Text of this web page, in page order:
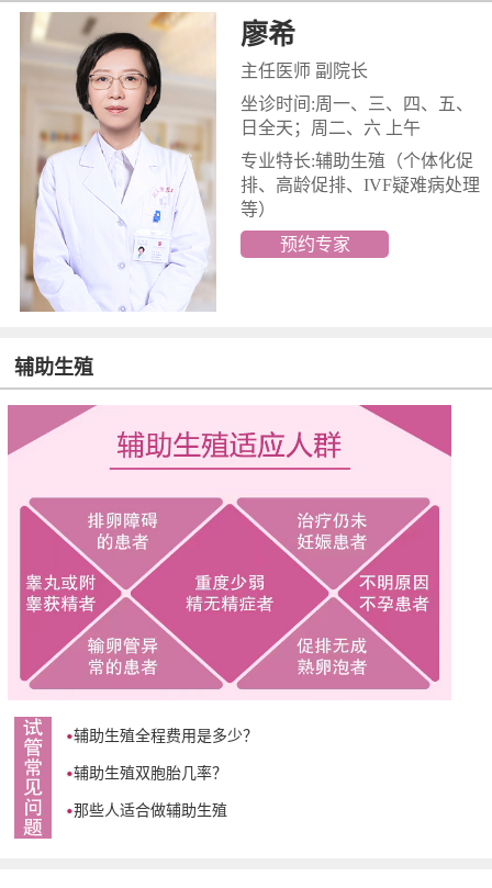
廖希
主任医师 副院长
坐诊时间:周一、三、四、五、
日全天；周二、六 上午
专业特长:辅助生殖 （个体化促
排、高龄促排、IVF疑难病处理
等）
预约专家
辅助生殖
辅助生殖全程费用是多少？
辅助生殖双胞胎几率？
那些人适合做辅助生殖